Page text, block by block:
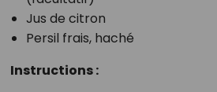
Jus de citron
Persil frais, haché
Instructions :